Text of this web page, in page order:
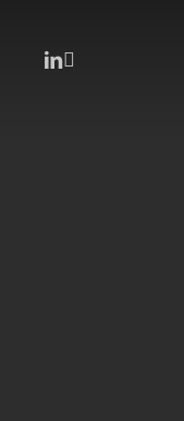
linkedin
whatsapp